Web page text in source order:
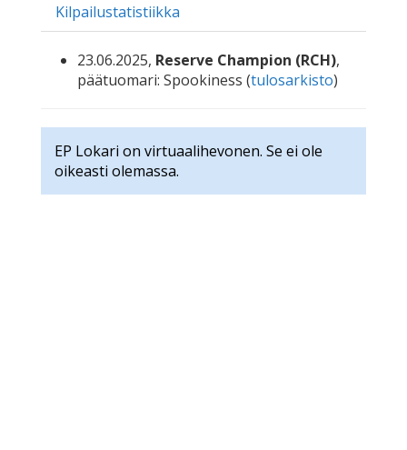
Kilpailustatistiikka
23.06.2025, Reserve Champion (RCH),
päätuomari: Spookiness (tulosarkisto)
EP Lokari on virtuaalihevonen. Se ei ole
oikeasti olemassa.